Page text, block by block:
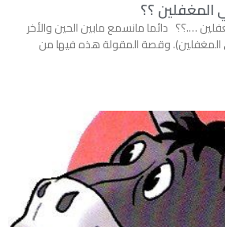
المغفلين ؟؟
….؟؟ دائما مانسمع مابين الحين والأخر
المغفلين). وقصة المقولة هذه فيها من